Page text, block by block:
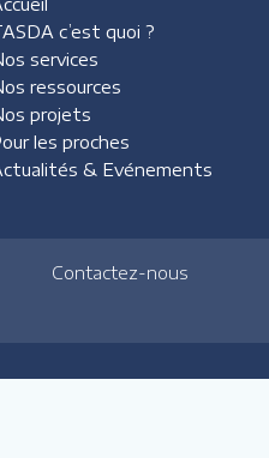
c’est quoi ?
services
ressources
projets
les proches
& Evénements
Contactez-nous